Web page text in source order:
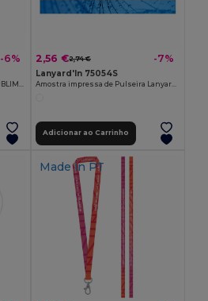
-6% 2,56 €2,74 € -7%
Lanyard'In 75054S
Adicionar ao Carrinho
Made in PT